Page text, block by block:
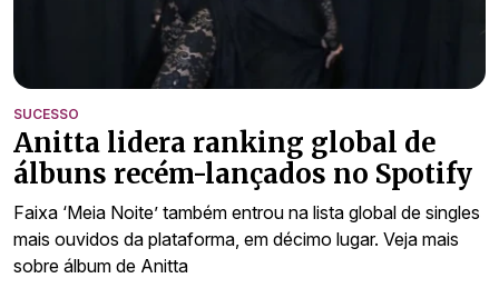
SUCESSO
Anitta lidera ranking global de
álbuns recém-lançados no Spotify
Faixa ‘Meia Noite’ também entrou na lista global de singles
mais ouvidos da plataforma, em décimo lugar. Veja mais
sobre álbum de Anitta